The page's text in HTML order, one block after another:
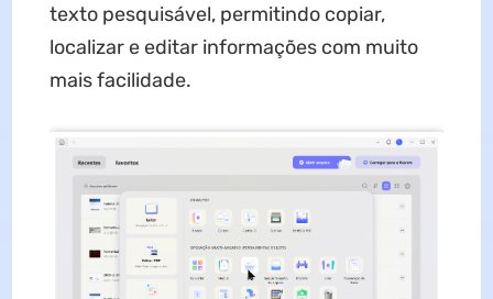
texto pesquisável, permitindo copiar,
localizar e editar informações com muito
mais facilidade.